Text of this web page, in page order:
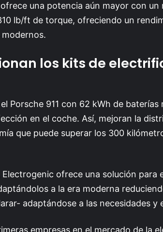
una potencia aún mayor con
lb/ft de torque, ofreciendo un
los kits de
Porsche 911 con 62 kWh de baterías
en el coche. Así, mejoran la
que puede superar los 300
Electrogenic ofrece una solución para
a la era moderna
adaptándose a las necesidades y
empresas en el mercado de la